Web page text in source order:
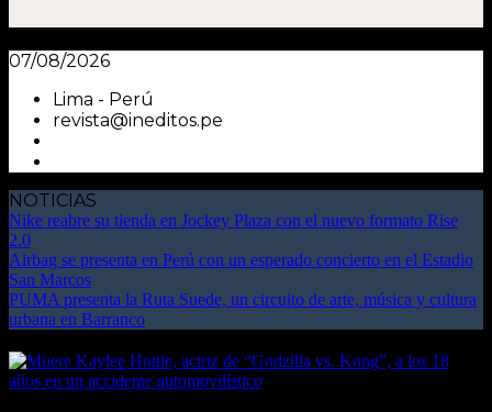
07/08/2026
Lima - Perú
revista@ineditos.pe
NOTICIAS
Nike reabre su tienda en Jockey Plaza con el nuevo formato Rise
2.0
Airbag se presenta en Perú con un esperado concierto en el Estadio
San Marcos
PUMA presenta la Ruta Suede, un circuito de arte, música y cultura
urbana en Barranco